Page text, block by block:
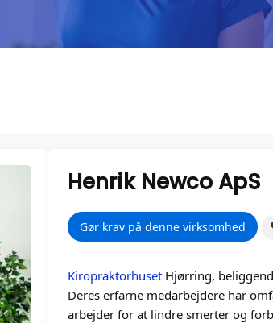
Henrik Newco ApS
Gør krav på denne virksomhed
Kiropraktorhuset Hjørring,
Deres erfarne medarbejdere har
arbejder for at lindre smerter og